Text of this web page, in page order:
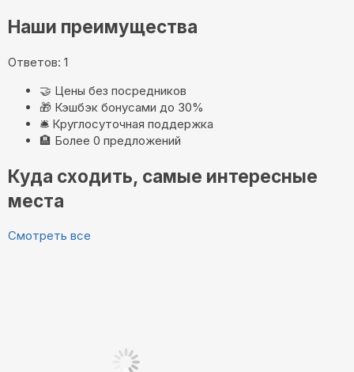
Наши преимущества
Ответов: 1
🤝 Цены без посредников
🎁 Кэшбэк бонусами до 30%
🛎️ Круглосуточная поддержка
🏨 Более 0 предложений
Куда сходить, самые интересные
места
Смотреть все